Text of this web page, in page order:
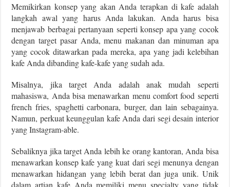
Memikirkan konsep yang akan Anda terapkan di kafe adalah
langkah awal yang harus Anda lakukan. Anda harus bisa
menjawab berbagai pertanyaan seperti konsep apa yang cocok
dengan target pasar Anda, menu makanan dan minuman apa
yang cocok ditawarkan pada mereka, apa yang jadi kelebihan
kafe Anda dibanding kafe-kafe yang sudah ada.
Misalnya, jika target Anda adalah anak mudah seperti
mahasiswa, Anda bisa menawarkan menu comfort food seperti
french fries, spaghetti carbonara, burger, dan lain sebagainya.
Namun, perkuat keunggulan kafe Anda dari segi desain interior
yang Instagram-able.
Sebaliknya jika target Anda lebih ke orang kantoran, Anda bisa
menawarkan konsep kafe yang kuat dari segi menunya dengan
menawarkan hidangan yang lebih berat dan juga unik. Unik
dalam artian kafe Anda memiliki menu specialty yang tidak